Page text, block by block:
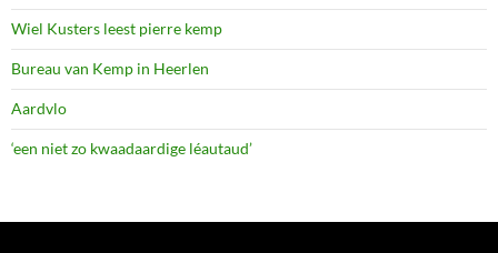
Wiel Kusters leest pierre kemp
Bureau van Kemp in Heerlen
Aardvlo
‘een niet zo kwaadaardige léautaud’